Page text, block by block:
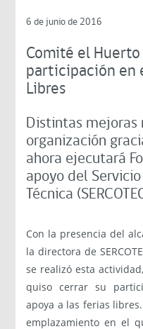
6 de junio de 2016
Comité el
participación en
Libres
Distintas mejoras
organización
ahora ejecutará
apoyo del
Técnica
Con la presencia del
la directora de
se realizó esta
quiso cerrar su
apoya a las ferias
emplazamiento en el